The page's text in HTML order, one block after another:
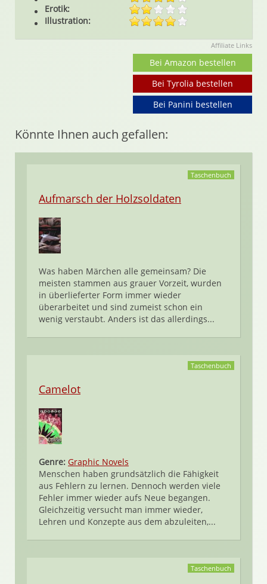
Erotik:
Illustration:
Affiliate Links
Bei Amazon bestellen
Bei Tyrolia bestellen
Bei Panini bestellen
Könnte Ihnen auch gefallen:
Taschenbuch
Aufmarsch der Holzsoldaten
Was haben Märchen alle gemeinsam? Die
meisten stammen aus grauer Vorzeit, wurden
in überlieferter Form immer wieder
überarbeitet und sind zumeist schon ein
wenig verstaubt. Anders ist das allerdings...
Taschenbuch
Camelot
Genre: Graphic Novels
Menschen haben grundsätzlich die Fähigkeit
aus Fehlern zu lernen. Dennoch werden viele
Fehler immer wieder aufs Neue begangen.
Gleichzeitig versucht man immer wieder,
Lehren und Konzepte aus dem abzuleiten,...
Taschenbuch